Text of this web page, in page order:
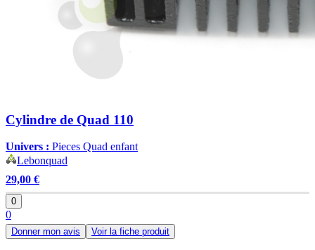
Cylindre de Quad 110
Univers : Pieces Quad enfant
Lebonquad
29,00 €
0
0
Donner mon avis Voir la fiche produit